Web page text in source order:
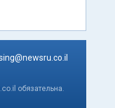
обязательна.